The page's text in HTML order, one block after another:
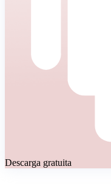
Descarga gratuita